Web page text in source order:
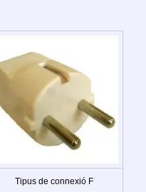
Tipus de connexió F